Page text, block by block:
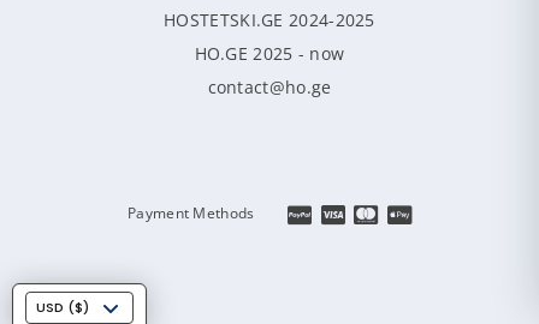
HOSTETSKI.GE 2024-2025
HO.GE 2025 - now
contact@ho.ge
Payment Methods